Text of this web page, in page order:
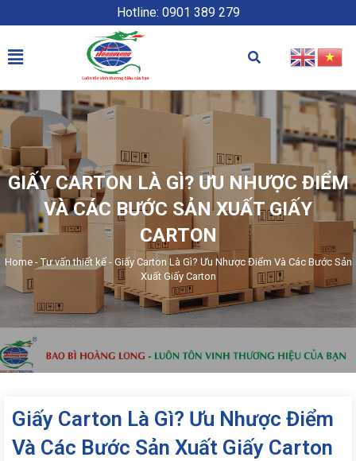
Hotline: 0901 389 279
GIẤY CARTON LÀ GÌ? ƯU NHƯỢC ĐIỂM
VÀ CÁC BƯỚC SẢN XUẤT GIẤY
CARTON
Home-Tư vấn thiết kế- Giấy Carton Là Gì? Ưu Nhược Điểm Và Các Bước Sản
Xuất Giấy Carton
Giấy Carton Là Gì? Ưu Nhược Điểm
Và Các Bước Sản Xuất Giấy Carton